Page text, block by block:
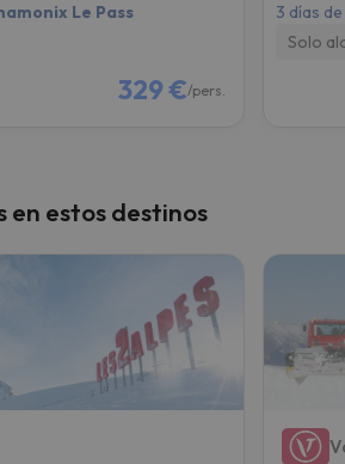
Le Pass
329 €/pers.
3 días
Solo
estos destinos